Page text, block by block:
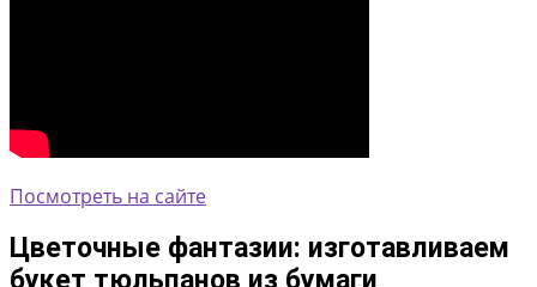
Посмотреть на сайте
Цветочные фантазии: изготавливаем